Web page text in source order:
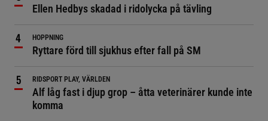
Ellen Hedbys skadad i ridolycka på tävling
HOPPNING
Ryttare förd till sjukhus efter fall på SM
RIDSPORT PLAY, VÄRLDEN
Alf låg fast i djup grop – åtta veterinärer kunde inte
komma